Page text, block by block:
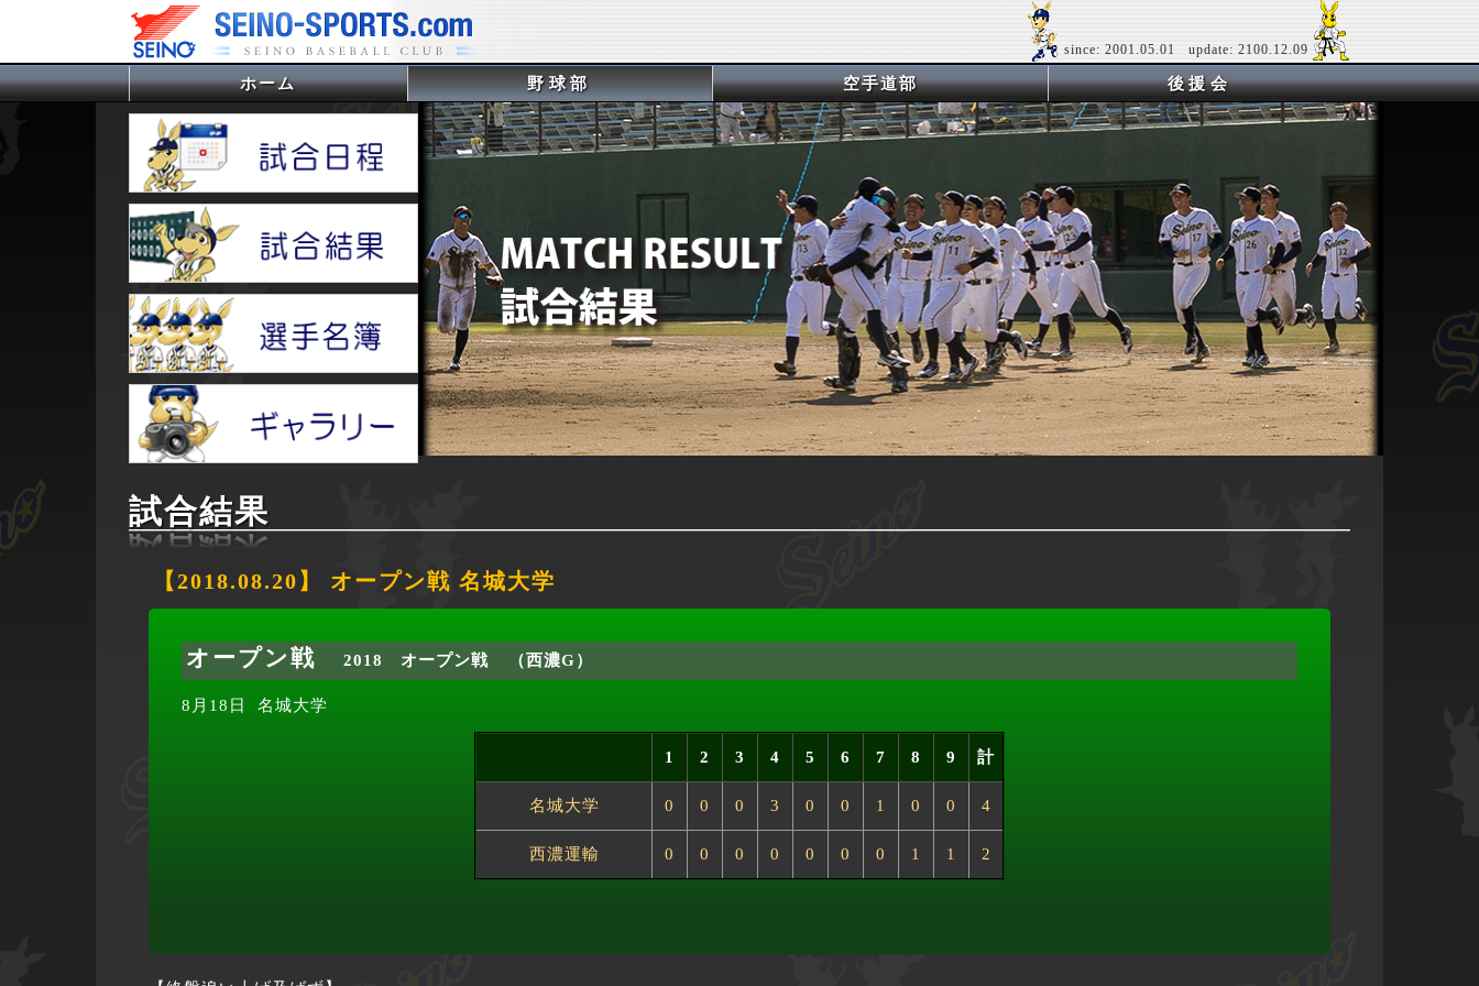
since: 2001.05.01 update: 2100.12.09
ホーム(current) 野球部 空手道部 後援会
試合結果
【2018.08.20】 オープン戦 名城大学
オープン戦 2018 オープン戦 （西濃G）
8月18日 名城大学
1 2 3 4 5 6 7 8 9 計
名城大学 0 0 0 3 0 0 1 0 0 4
西濃運輸 0 0 0 0 0 0 0 1 1 2